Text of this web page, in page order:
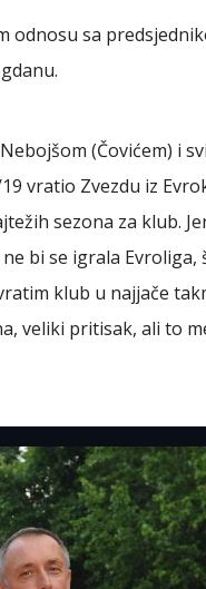
odnosu sa
(Čovićem) i
vratio Zvezdu iz
sezona za klub.
bi se igrala
klub u najjače
veliki pritisak, ali to